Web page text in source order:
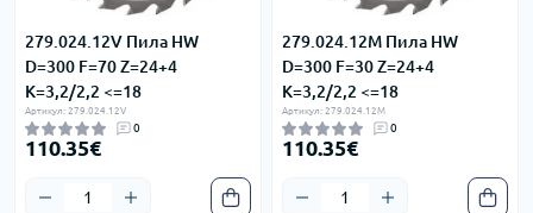
279.024.12V Пила HW
D=300 F=70 Z=24+4
K=3,2/2,2 <=18
Артикул: 279.024.12V
0
110.35€
279.024.12M Пила HW
D=300 F=30 Z=24+4
K=3,2/2,2 <=18
Артикул: 279.024.12M
0
110.35€